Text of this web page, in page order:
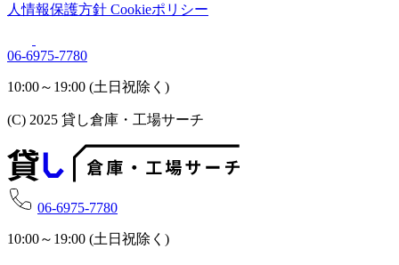
人情報保護方針 Cookieポリシー
06-6975-7780
10:00～19:00 (土日祝除く)
(C) 2025 貸し倉庫・工場サーチ
06-6975-7780
10:00～19:00 (土日祝除く)